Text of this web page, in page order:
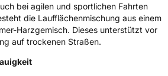
bei agilen und sportlichen Fahrten
die Laufflächenmischung aus einem
Harzgemisch. Dieses unterstützt vor
auf trockenen Straßen.